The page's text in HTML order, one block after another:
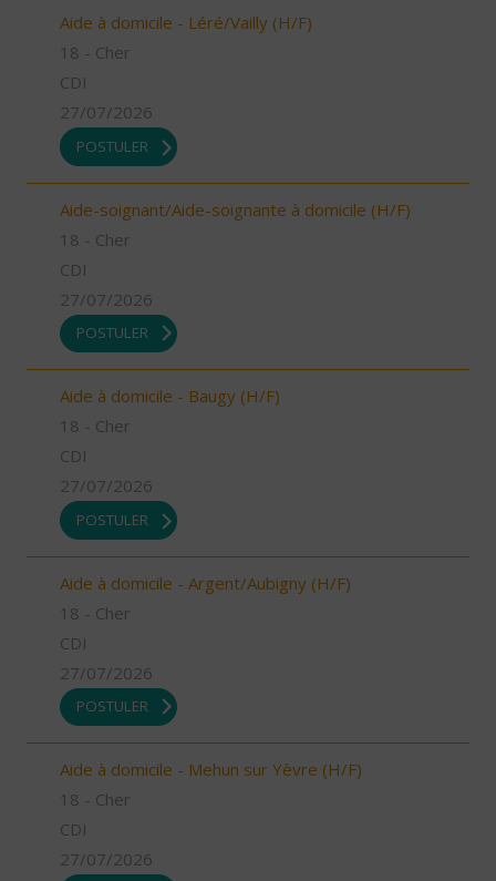
Aide à domicile - Léré/Vailly (H/F)
18 - Cher
CDI
27/07/2026
POSTULER
Aide-soignant/Aide-soignante à domicile (H/F)
18 - Cher
CDI
27/07/2026
POSTULER
Aide à domicile - Baugy (H/F)
18 - Cher
CDI
27/07/2026
POSTULER
Aide à domicile - Argent/Aubigny (H/F)
18 - Cher
CDI
27/07/2026
POSTULER
Aide à domicile - Mehun sur Yèvre (H/F)
18 - Cher
CDI
27/07/2026